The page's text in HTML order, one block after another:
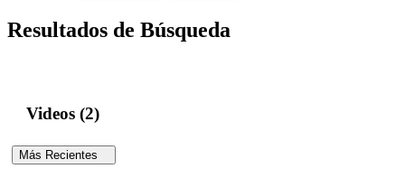
Resultados de Búsqueda
Videos (2)
Más Recientes